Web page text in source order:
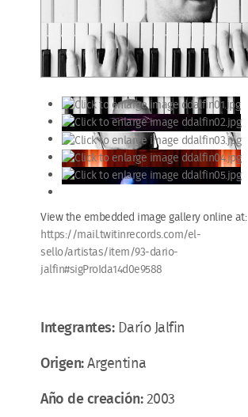
View the embedded image gallery online at:
https://mail.twitinrecords.com/el-
sello/artistas/item/93-dario-
jalfin#sigProIda14d0e9588
Integrantes: Darío Jalfin
Origen:Argentina
Año de creación:2003